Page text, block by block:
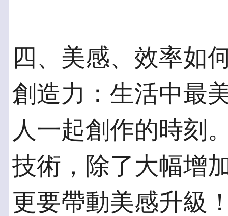
四、美感、效率如
創造力：生活中最
人一起創作的時刻
技術，除了大幅增
更要帶動美感升級